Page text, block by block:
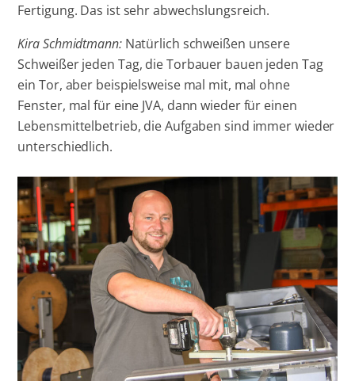
Fertigung. Das ist sehr abwechslungsreich.
Kira Schmidtmann:Natürlich schweißen unsere
Schweißer jeden Tag, die Torbauer bauen jeden Tag
ein Tor, aber beispielsweise mal mit, mal ohne
Fenster, mal für eine JVA, dann wieder für einen
Lebensmittelbetrieb, die Aufgaben sind immer wieder
unterschiedlich.